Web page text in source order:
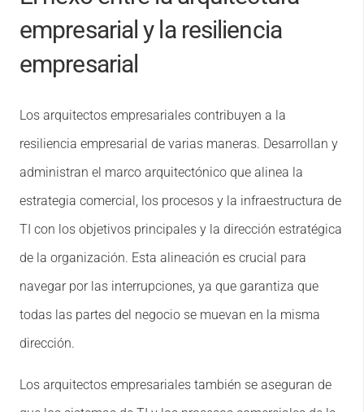
empresarial y la resiliencia
empresarial
Los arquitectos empresariales contribuyen a la
resiliencia empresarial de varias maneras. Desarrollan y
administran el marco arquitectónico que alinea la
estrategia comercial, los procesos y la infraestructura de
TI con los objetivos principales y la dirección estratégica
de la organización. Esta alineación es crucial para
navegar por las interrupciones, ya que garantiza que
todas las partes del negocio se muevan en la misma
dirección.
Los arquitectos empresariales también se aseguran de